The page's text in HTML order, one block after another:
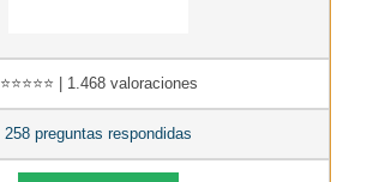
⭐⭐⭐⭐⭐ | 1.468 valoraciones
258 preguntas respondidas